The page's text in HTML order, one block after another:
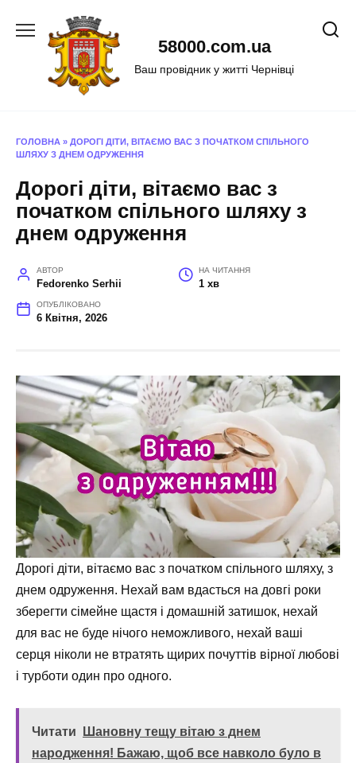
58000.com.ua
Ваш провідник у житті Чернівці
ГОЛОВНА » ДОРОГІ ДІТИ, ВІТАЄМО ВАС З ПОЧАТКОМ СПІЛЬНОГО
ШЛЯХУ З ДНЕМ ОДРУЖЕННЯ
Дорогі діти, вітаємо вас з
початком спільного шляху з
днем одруження
АВТОР
Fedorenko Serhii
НА ЧИТАННЯ
1 хв
ОПУБЛІКОВАНО
6 Квітня, 2026
Дорогі діти, вітаємо вас з початком спільного шляху, з
днем одруження. Нехай вам вдасться на довгі роки
зберегти сімейне щастя і домашній затишок, нехай
для вас не буде нічого неможливого, нехай ваші
серця ніколи не втратять щирих почуттів вірної любові
і турботи один про одного.
Читати
Шановну тещу вітаю з днем
народження! Бажаю, щоб все навколо було в